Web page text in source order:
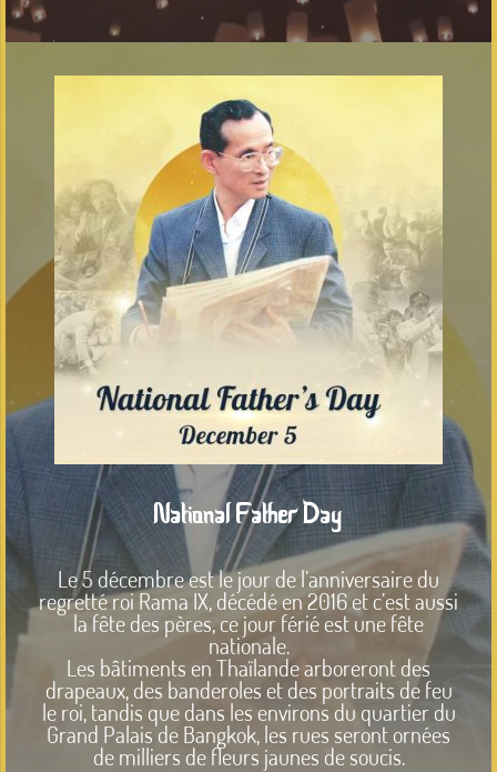
National Father Day
Le 5 décembre est le jour de l’anniversaire du
regretté roi Rama IX, décédé en 2016 et c’est aussi
la fête des pères, ce jour férié est une fête
nationale.
Les bâtiments en Thaïlande arboreront des
drapeaux, des banderoles et des portraits de feu
le roi, tandis que dans les environs du quartier du
Grand Palais de Bangkok, les rues seront ornées
de milliers de fleurs jaunes de soucis.